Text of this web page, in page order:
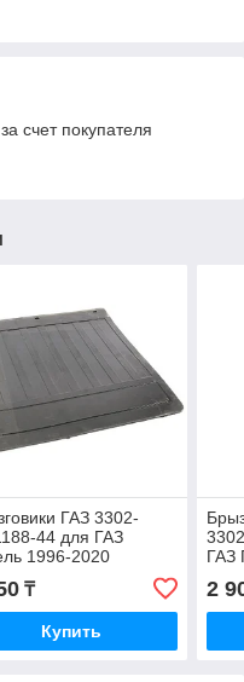
счет покупателя
ГАЗ 3302-
44 для ГАЗ
1996-2020
₸
Купить
ГАЗ
2